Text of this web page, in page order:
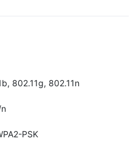
xài ở nơi có internet nhưng
MB112-4G có thể sử
cường tín hiệu WiFi, mở
độ nhạy của router.
802.11g, 802.11n
PSK